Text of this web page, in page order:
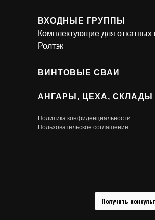
Получить
Получить
Политика конфиденциальности
Пользовательское соглашение
ВИНТОВЫЕ СВАИ
АНГАРЫ, ЦЕХА, СКЛАДЫ
Комплектующие для откатных
Ролтэк
ВХОДНЫЕ ГРУППЫ